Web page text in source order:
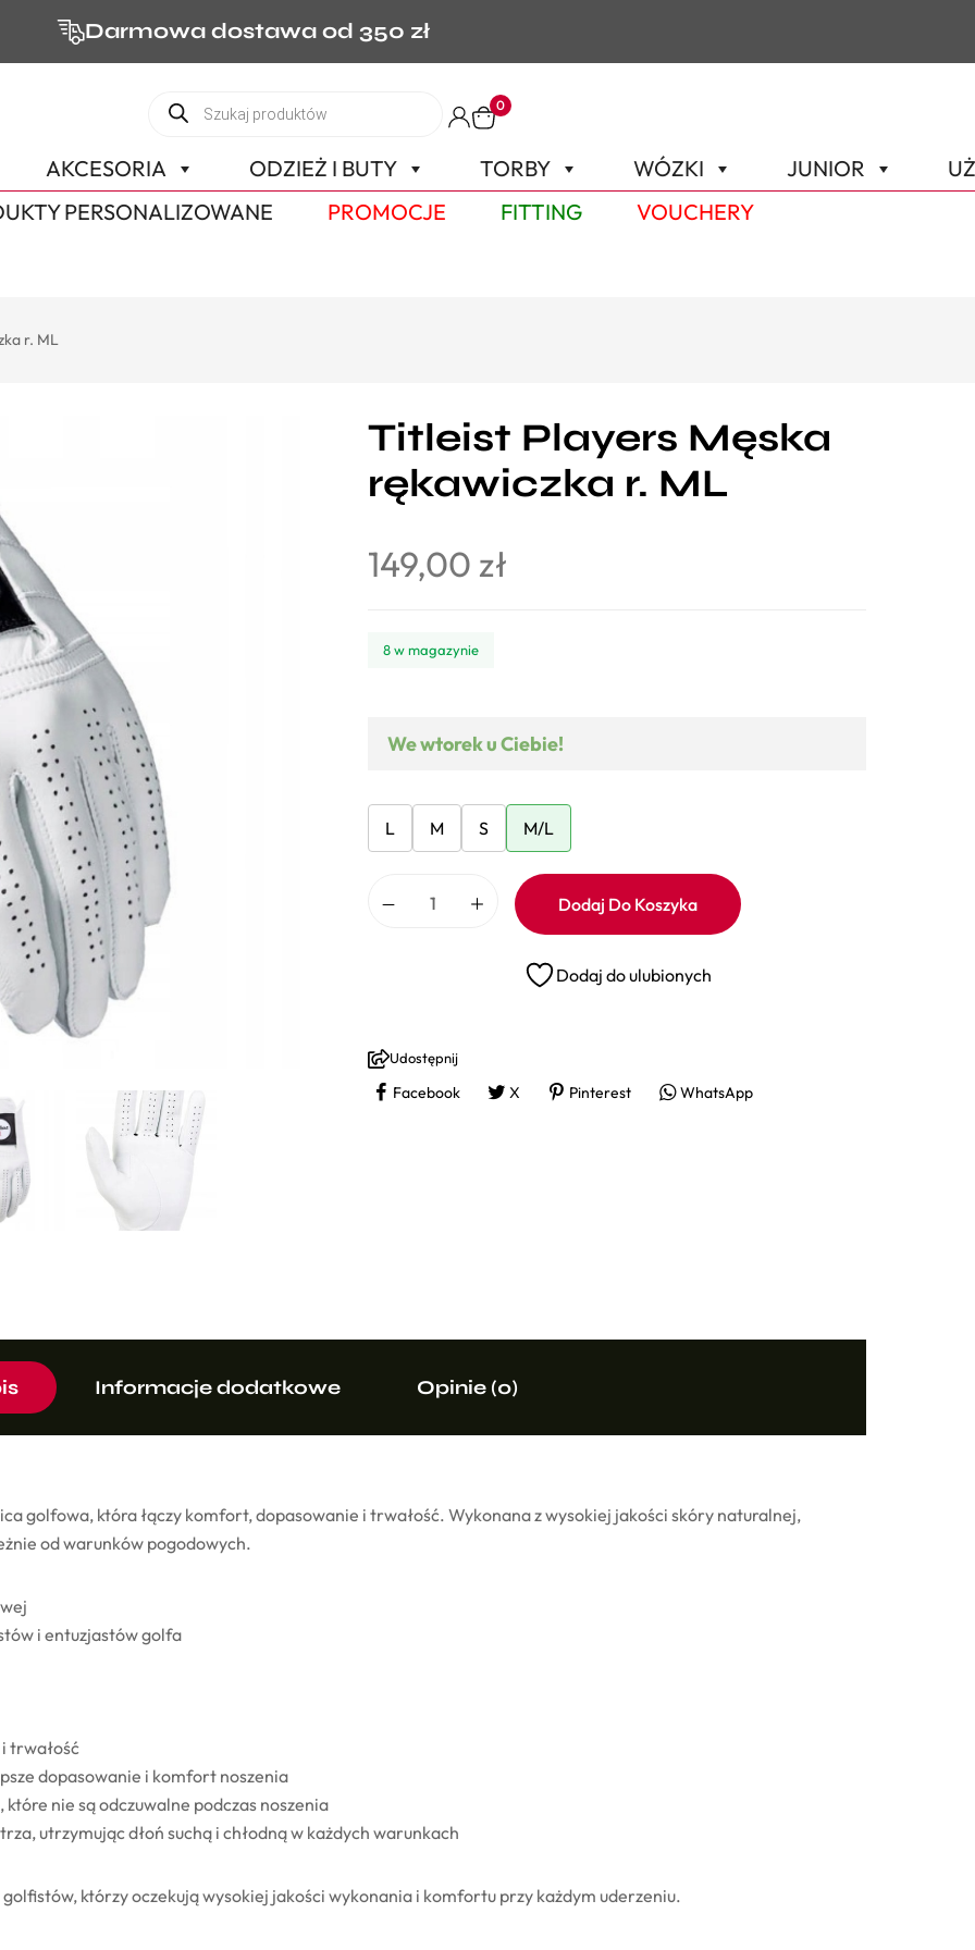
Darmowa dostawa od 350 zł
0
AKCESORIA ODZIEŻ I BUTY TORBY WÓZKI JUNIOR
PERSONALIZOWANE
PROMOCJE FITTING VOUCHERY
r. ML
Titleist Players Męska
rękawiczka r. ML
149,00 zł
8 w magazynie
We wtorek u Ciebie!
L M S M/L
Dodaj Do Koszyka
Dodaj do ulubionych
Udostępnij
Facebook X Pinterest WhatsApp
Informacje dodatkowe Opinie (0)
golfowa, która łączy komfort, dopasowanie i trwałość. Wykonana z wysokiej jakości skóry naturalnej,
od warunków pogodowych.
i entuzjastów golfa
trwałość
dopasowanie i komfort noszenia
nie są odczuwalne podczas noszenia
utrzymując dłoń suchą i chłodną w każdych warunkach
którzy oczekują wysokiej jakości wykonania i komfortu przy każdym uderzeniu.